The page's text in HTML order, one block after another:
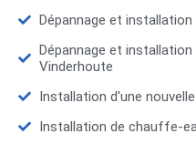
Dépannage et
Dépannage et
Vinderhoute
Installation d'une
Installation de chauffe-